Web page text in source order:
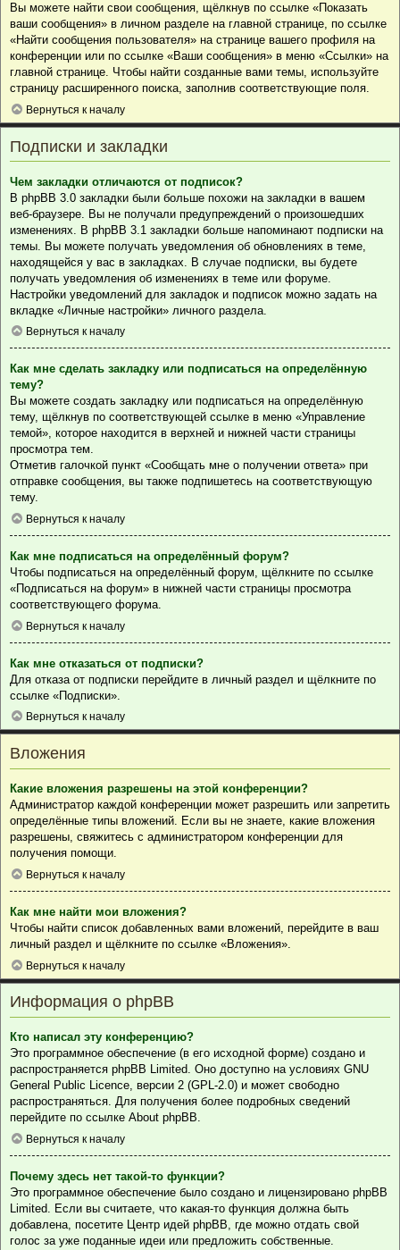
Вы можете найти свои сообщения, щёлкнув по ссылке «Показать
ваши сообщения» в личном разделе на главной странице, по ссылке
«Найти сообщения пользователя» на странице вашего профиля на
конференции или по ссылке «Ваши сообщения» в меню «Ссылки» на
главной странице. Чтобы найти созданные вами темы, используйте
страницу расширенного поиска, заполнив соответствующие поля.
Вернуться к началу
Подписки и закладки
Чем закладки отличаются от подписок?
В phpBB 3.0 закладки были больше похожи на закладки в вашем
веб-браузере. Вы не получали предупреждений о произошедших
изменениях. В phpBB 3.1 закладки больше напоминают подписки на
темы. Вы можете получать уведомления об обновлениях в теме,
находящейся у вас в закладках. В случае подписки, вы будете
получать уведомления об изменениях в теме или форуме.
Настройки уведомлений для закладок и подписок можно задать на
вкладке «Личные настройки» личного раздела.
Вернуться к началу
Как мне сделать закладку или подписаться на определённую
тему?
Вы можете создать закладку или подписаться на определённую
тему, щёлкнув по соответствующей ссылке в меню «Управление
темой», которое находится в верхней и нижней части страницы
просмотра тем.
Отметив галочкой пункт «Сообщать мне о получении ответа» при
отправке сообщения, вы также подпишетесь на соответствующую
тему.
Вернуться к началу
Как мне подписаться на определённый форум?
Чтобы подписаться на определённый форум, щёлкните по ссылке
«Подписаться на форум» в нижней части страницы просмотра
соответствующего форума.
Вернуться к началу
Как мне отказаться от подписки?
Для отказа от подписки перейдите в личный раздел и щёлкните по
ссылке «Подписки».
Вернуться к началу
Вложения
Какие вложения разрешены на этой конференции?
Администратор каждой конференции может разрешить или запретить
определённые типы вложений. Если вы не знаете, какие вложения
разрешены, свяжитесь с администратором конференции для
получения помощи.
Вернуться к началу
Как мне найти мои вложения?
Чтобы найти список добавленных вами вложений, перейдите в ваш
личный раздел и щёлкните по ссылке «Вложения».
Вернуться к началу
Информация о phpBB
Кто написал эту конференцию?
Это программное обеспечение (в его исходной форме) создано и
распространяется phpBB Limited. Оно доступно на условиях GNU
General Public Licence, версии 2 (GPL-2.0) и может свободно
распространяться. Для получения более подробных сведений
перейдите по ссылке About phpBB.
Вернуться к началу
Почему здесь нет такой-то функции?
Это программное обеспечение было создано и лицензировано phpBB
Limited. Если вы считаете, что какая-то функция должна быть
добавлена, посетите Центр идей phpBB, где можно отдать свой
голос за уже поданные идеи или предложить собственные.